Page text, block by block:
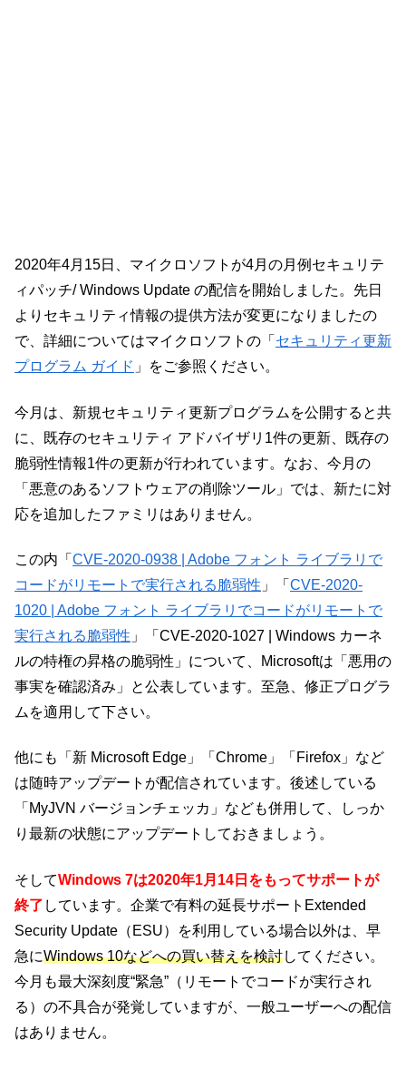
2020年4月15日、マイクロソフトが4月の月例セキュリテ
ィパッチ/ Windows Update の配信を開始しました。先日
よりセキュリティ情報の提供方法が変更になりましたの
で、詳細についてはマイクロソフトの「 セキュリティ更新
プログラム ガイド 」をご参照ください。
今月は、新規セキュリティ更新プログラムを公開すると共
に、既存のセキュリティ アドバイザリ1件の更新、既存の
脆弱性情報1件の更新が行われています。なお、今月の
「悪意のあるソフトウェアの削除ツール」では、新たに対
応を追加したファミリはありません。
この内「 CVE-2020-0938 | Adobe フォント ライブラリで
コードがリモートで実行される脆弱性 」「 CVE-2020-
1020 | Adobe フォント ライブラリでコードがリモートで
実行される脆弱性 」「CVE-2020-1027 | Windows カーネ
ルの特権の昇格の脆弱性」について、Microsoftは「悪用の
事実を確認済み」と公表しています。至急、修正プログラ
ムを適用して下さい。
他にも「新 Microsoft Edge」「Chrome」「Firefox」など
は随時アップデートが配信されています。後述している
「MyJVN バージョンチェッカ」なども併用して、しっか
り最新の状態にアップデートしておきましょう。
そしてWindows 7は2020年1月14日をもってサポートが
終了 しています。企業で有料の延長サポートExtended
Security Update（ESU）を利用している場合以外は、早
急にWindows 10などへの買い替えを検討してください。
今月も最大深刻度“緊急”（リモートでコードが実行され
る）の不具合が発覚していますが、一般ユーザーへの配信
はありません。